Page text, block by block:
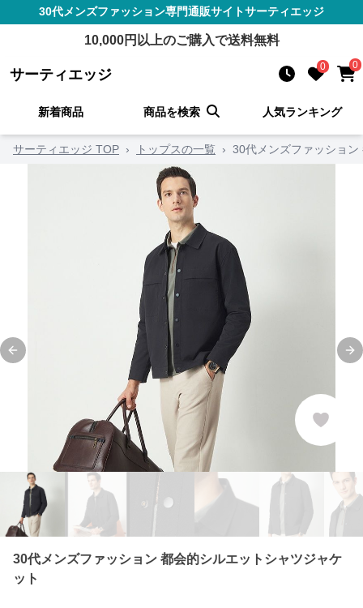
30代メンズファッション専門通販サイトサーティエッジ
10,000円以上のご購入で送料無料
サーティエッジ 0 0
新着商品 商品を検索 人気ランキング
サーティエッジ TOP › トップスの一覧 › 30代メンズファッショ
Previous slide
30代メンズファッション 都会的シルエットシャツジャケ
ット